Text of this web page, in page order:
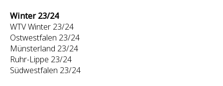
Winter 23/24
WTV Winter 23/24
Ostwestfalen 23/24
Münsterland 23/24
Ruhr-Lippe 23/24
Südwestfalen 23/24